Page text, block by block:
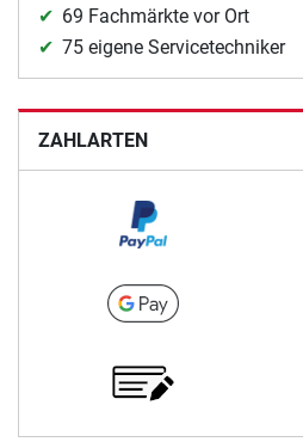
69 Fachmärkte vor Ort
75 eigene Servicetechniker
ZAHLARTEN